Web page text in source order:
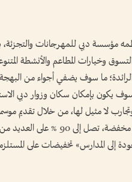
صيف دبي 2026، الذي تنظمه مؤسسة دبي للمهرجانات
وخيارات المطاعم والأنشطة
الرائدة؛ ما سوف يضفي أجواء من
يكون بإمكان سكان وزوار دبي
لا مثيل لها، من خلال تقديم
تخفيضات صيف دبي الكبرى، التي تقدم
إلى المدارس» تخفيضات على